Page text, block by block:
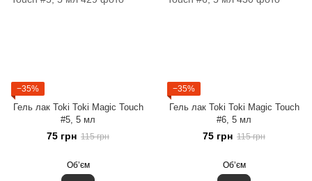
−35%
Гель лак Toki Toki Magic Touch
#5, 5 мл
75 грн 115 грн
Обʼєм
−35%
Гель лак Toki Toki Magic Touch
#6, 5 мл
75 грн 115 грн
Обʼєм